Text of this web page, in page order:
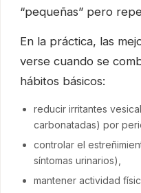
“pequeñas” pero
En la práctica, las
verse cuando se
hábitos básicos:
reducir irritantes
carbonatadas) por
controlar el
síntomas urinarios),
mantener actividad